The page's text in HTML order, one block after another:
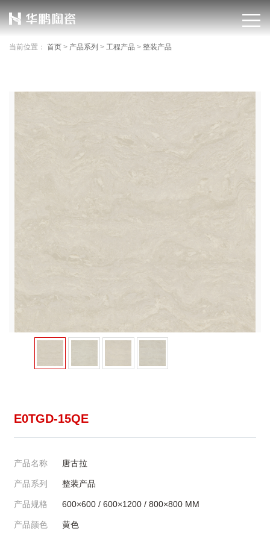
当前位置： 首页 > 产品系列 > 工程产品 > 整装产品
E0TGD-15QE
产品名称 唐古拉
产品系列 整装产品
产品规格 600×600 /600×1200 /800×800 MM
产品颜色 黄色